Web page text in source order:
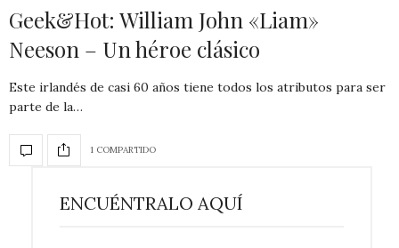
Geek&Hot: William John «Liam»
Neeson – Un héroe clásico
Este irlandés de casi 60 años tiene todos los atributos para ser
parte de la…
1 COMPARTIDO
ENCUÉNTRALO AQUÍ